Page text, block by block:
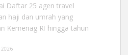
Daftar 25 agen travel
haji dan umrah yang
Kemenag RI hingga tahun